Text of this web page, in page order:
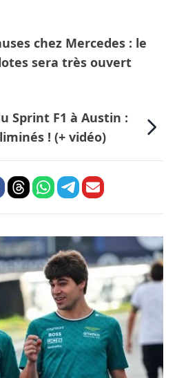
chez Mercedes : le
sera très ouvert
Sprint F1 à Austin :
! (+ vidéo)